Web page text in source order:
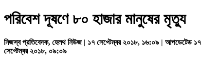
পরিবেশ দূষণে ৮০ হাজার মানুষের মৃত্যু
নিজস্ব প্রতিবেদক, হেলথ নিউজ | ১৭ সেপ্টেম্বর ২০১৮, ১৬:০৯ | আপডেটেড ১৭
সেপ্টেম্বর ২০১৮, ০৯:০৯